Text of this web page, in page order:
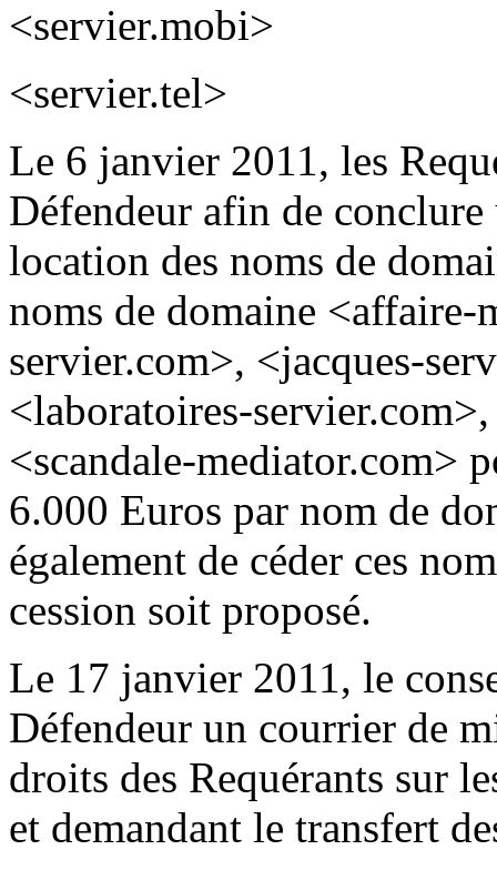
<servier.mobi>
<servier.tel>
Le 6 janvier 2011, les
Défendeur afin de
location des noms de
noms de domaine
servier.com>, <jacques-
<laboratoires-
<scandale-mediator.com>
6.000 Euros par nom de
également de céder ces
cession soit proposé.
Le 17 janvier 2011, le
Défendeur un courrier de
droits des Requérants sur
et demandant le transfert